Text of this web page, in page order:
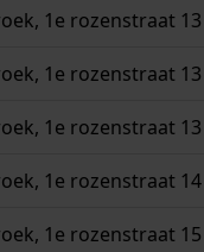
1e rozenstraat 13
1e rozenstraat 13
1e rozenstraat 13
1e rozenstraat 14
1e rozenstraat 15